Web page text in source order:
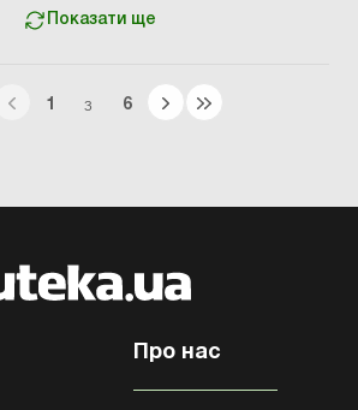
Показати ще
1 З 6
Про нас